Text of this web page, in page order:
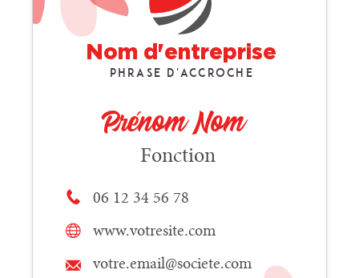
06 12 34 56 78
www.votresite.com
votre.email@societe.com
Fonction
Prénom Nom
Nom d'entreprise
Phrase d'accroche